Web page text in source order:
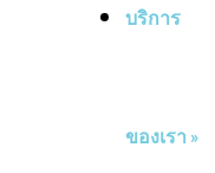
บริการ
ของเรา »